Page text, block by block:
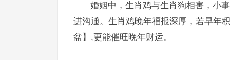
婚姻中，生肖鸡与生肖狗相害，小
进沟通。生肖鸡晚年福报深厚，若早年
盆】,更能催旺晚年财运。